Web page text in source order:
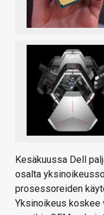
Kesäkuussa Dell
osalta
prosessoreiden
Yksinoikeus koskee